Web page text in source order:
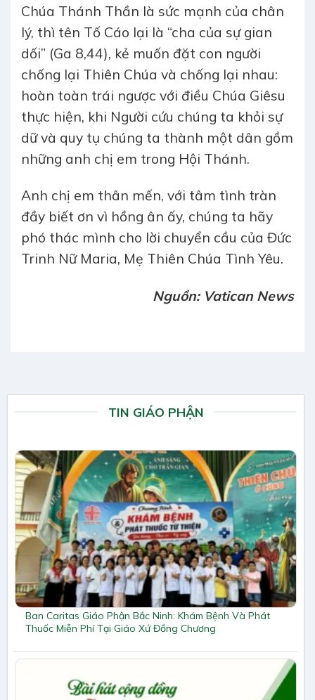
Chúa Thánh Thần là sức mạnh của chân
lý, thì tên Tố Cáo lại là “cha của sự gian
dối” (Ga 8,44), kẻ muốn đặt con người
chống lại Thiên Chúa và chống lại nhau:
hoàn toàn trái ngược với điều Chúa Giêsu
thực hiện, khi Người cứu chúng ta khỏi sự
dữ và quy tụ chúng ta thành một dân gồm
những anh chị em trong Hội Thánh.
Anh chị em thân mến, với tâm tình tràn
đầy biết ơn vì hồng ân ấy, chúng ta hãy
phó thác mình cho lời chuyển cầu của Đức
Trinh Nữ Maria, Mẹ Thiên Chúa Tình Yêu.
Nguồn: Vatican News
TIN GIÁO PHẬN
Ban Caritas Giáo Phận Bắc Ninh: Khám Bệnh Và Phát
Thuốc Miễn Phí Tại Giáo Xứ Đồng Chương